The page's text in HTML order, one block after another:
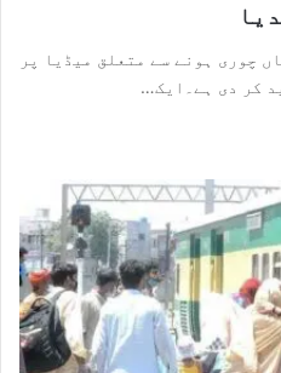
چوری ہونے سے متعلق میڈیا پر
کر دی ہے۔ایک…